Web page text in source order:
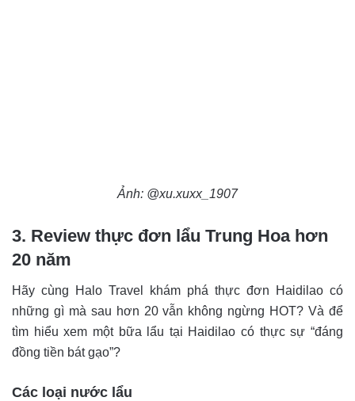
Ảnh: @xu.xuxx_1907
3. Review thực đơn lẩu Trung Hoa hơn
20 năm
Hãy cùng Halo Travel khám phá thực đơn Haidilao có
những gì mà sau hơn 20 vẫn không ngừng HOT? Và để
tìm hiểu xem một bữa lẩu tại Haidilao có thực sự “đáng
đồng tiền bát gạo”?
Các loại nước lẩu